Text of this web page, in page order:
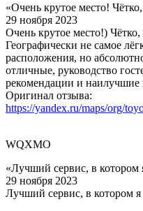
«Очень крутое место!
29 ноября 2023
Очень крутое место!)
Географически не самое
расположения, но
отличные, руководство
рекомендации и наилучшие
Оригинал отзыва:
https://yandex.ru/maps/org/
WQXMO
«Лучший сервис, в котором
29 ноября 2023
Лучший сервис, в котором